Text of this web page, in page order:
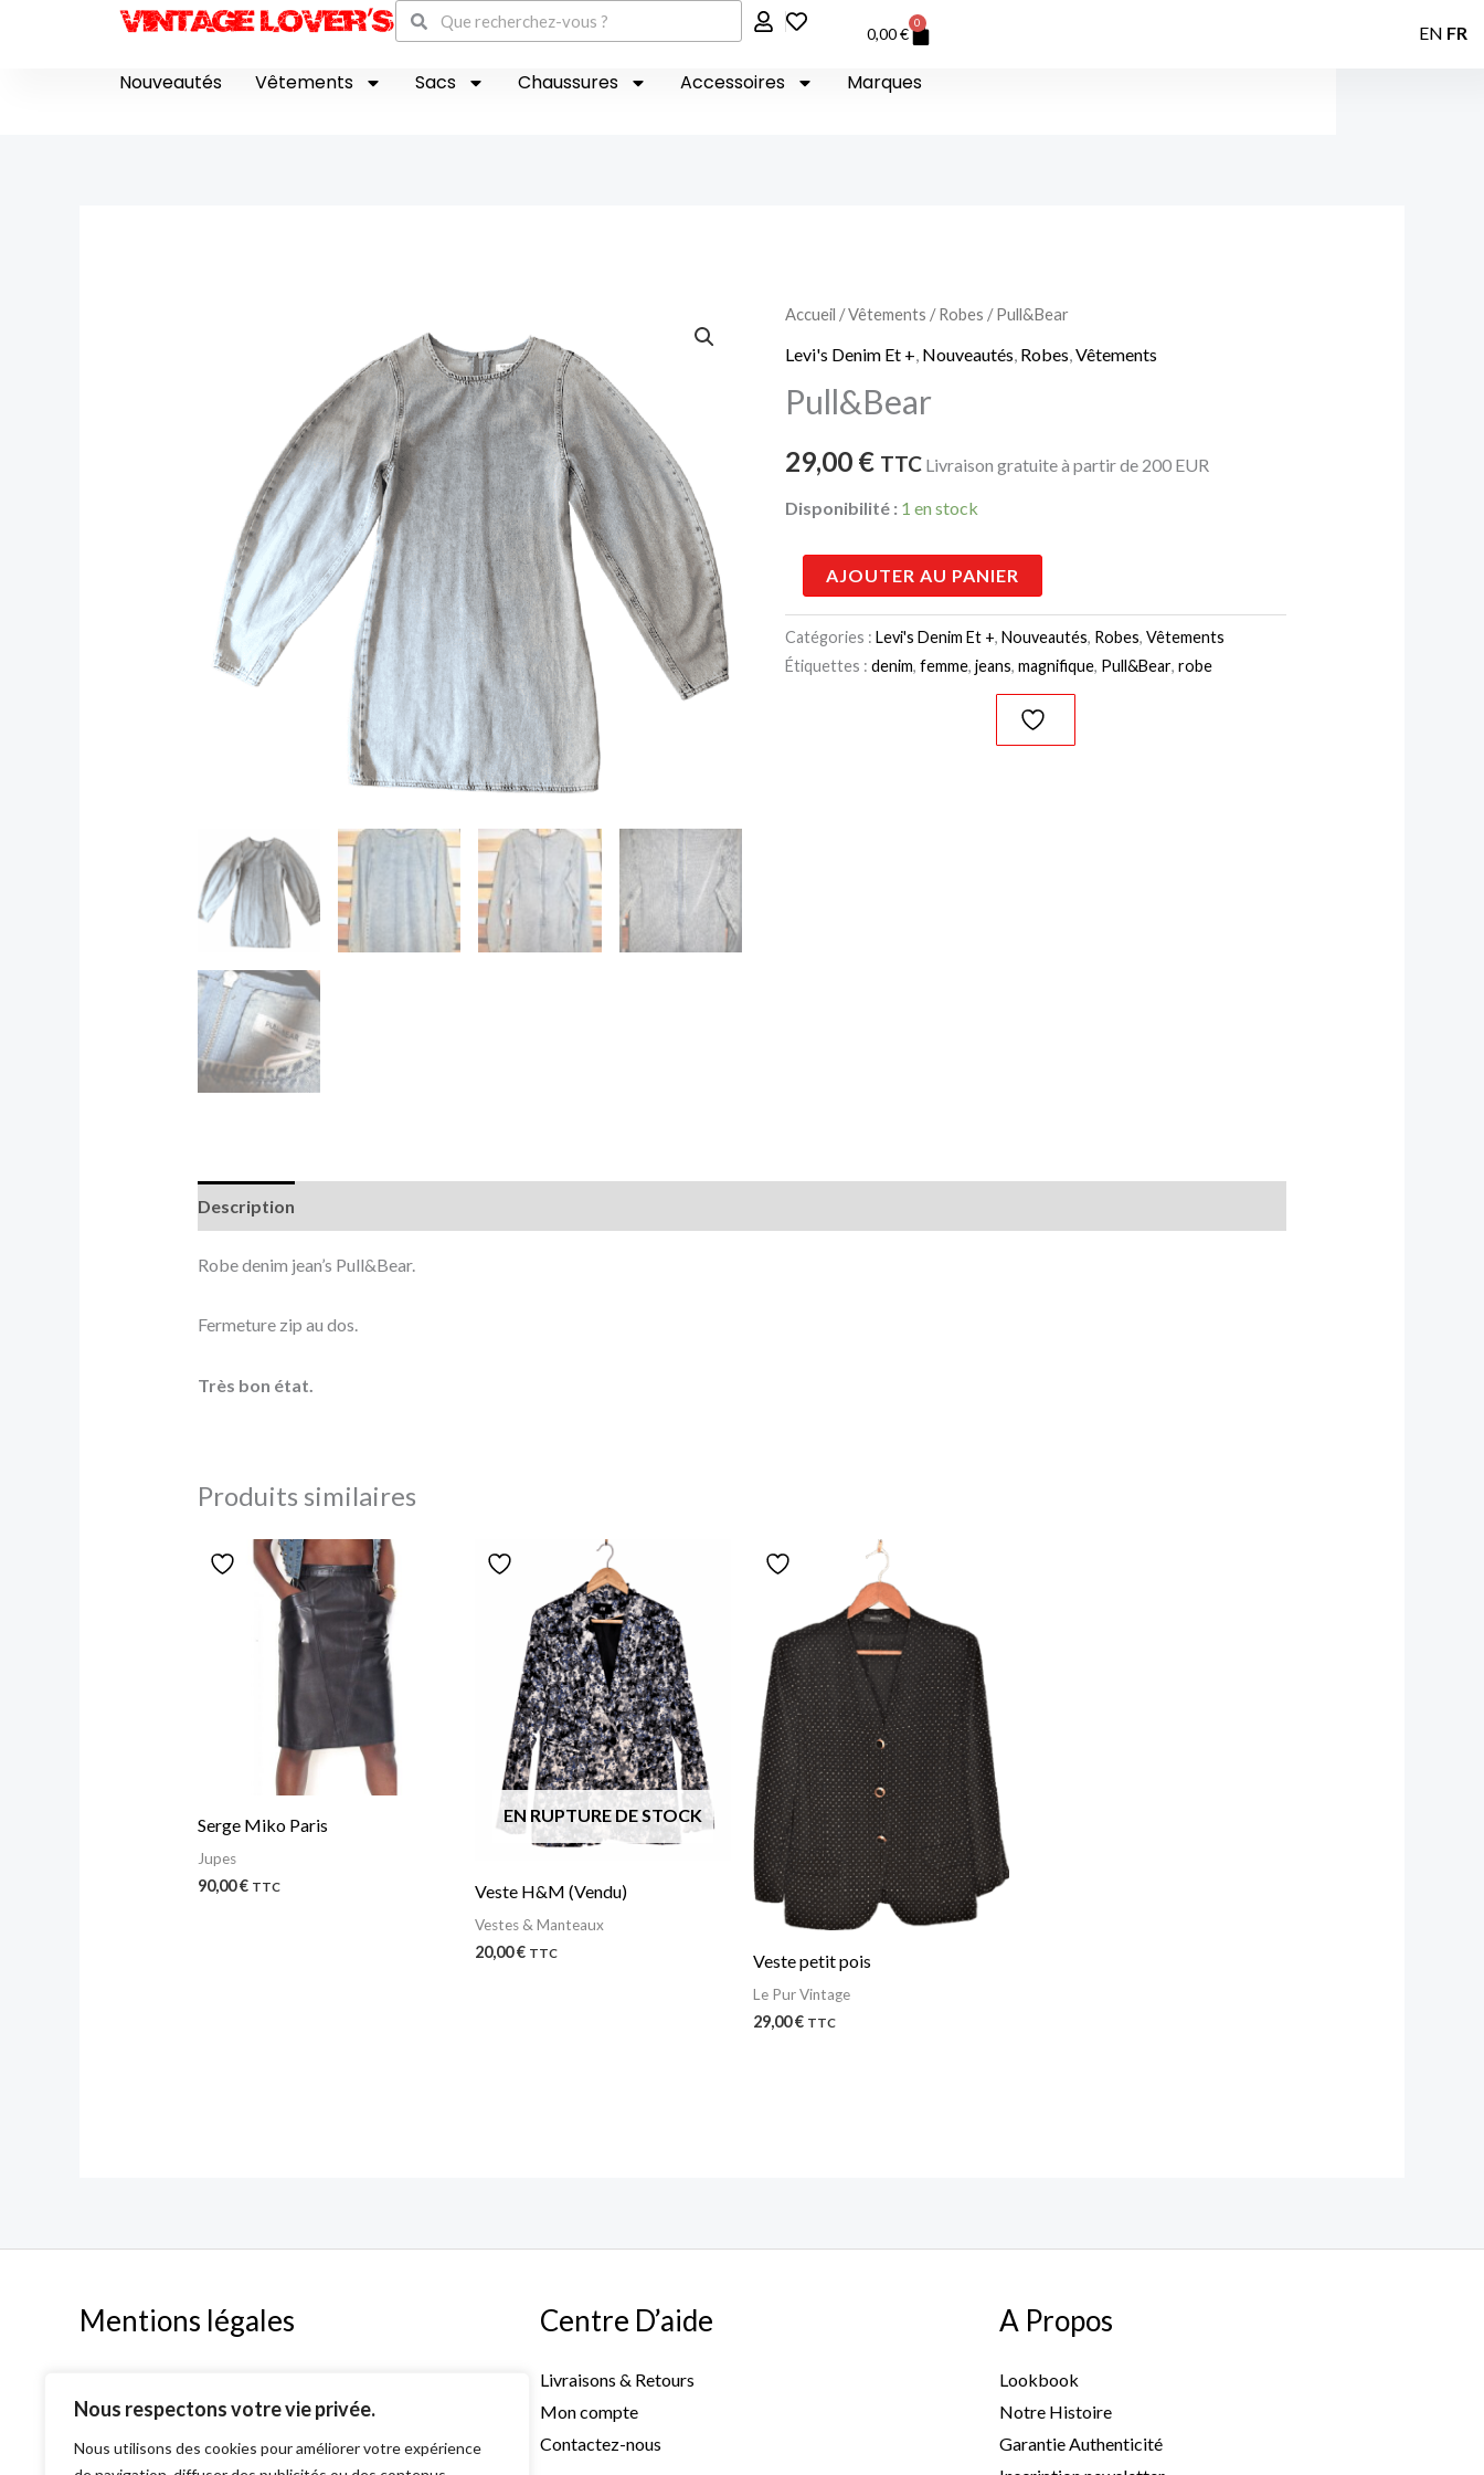
Nous respectons votre vie privée.
Nous utilisons des cookies pour améliorer votre expérience
Rechercher
Rechercher
0,00€
0
Panier
Nouveautés Vêtements Sacs Chaussures Accessoires Marques
Accueil /Vêtements /Robes / Pull&Bear
Levi's Denim Et +, Nouveautés, Robes,Vêtements
Pull&Bear
29,00 € TTC Livraison gratuite à partir de 200 EUR
Disponibilité : 1 en stock
quantité
de
AJOUTER AU PANIER
Catégories :Levi's Denim Et +,Nouveautés, Robes,Vêtements
Étiquettes :denim,femme,jeans,magnifique, Pull&Bear,robe
Description
Robe denim jean’s Pull&Bear.
Fermeture zip au dos.
Très bon état.
Produits similaires
Serge Miko Paris
Jupes
90,00€ TTC
EN RUPTURE DE STOCK
Veste H&M (Vendu)
Vestes & Manteaux
20,00€ TTC Veste petit pois
Le Pur Vintage
29,00€ TTC
Mentions légales
Politique de confidentialité & Cookies
CGV
Centre D’aide
Livraisons & Retours
Mon compte
Contactez-nous
A Propos
Lookbook
Notre Histoire
Garantie Authenticité
EN FR